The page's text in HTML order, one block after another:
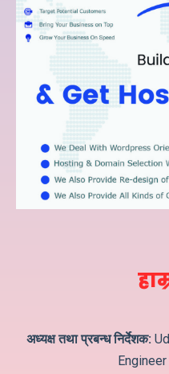
अध्यक्ष तथा प्रबन्ध निर्देशक: